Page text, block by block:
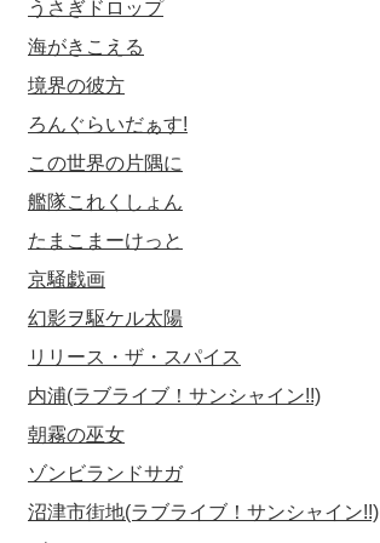
うさぎドロップ
海がきこえる
境界の彼方
ろんぐらいだぁす!
この世界の片隅に
艦隊これくしょん
たまこまーけっと
京騒戯画
幻影ヲ駆ケル太陽
リリース・ザ・スパイス
内浦(ラブライブ！サンシャイン!!)
朝霧の巫女
ゾンビランドサガ
沼津市街地(ラブライブ！サンシャイン!!)